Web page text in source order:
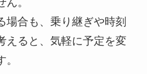
。
場合も、乗り継ぎや時刻
えると、気軽に予定を変